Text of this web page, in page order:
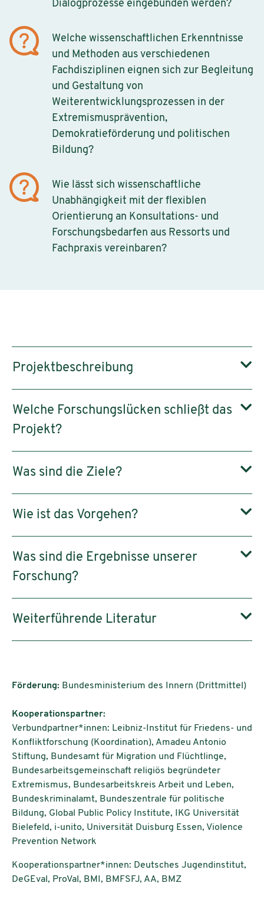
Dialogprozesse eingebunden werden?
Welche wissenschaftlichen Erkenntnisse
und Methoden aus verschiedenen
Fachdisziplinen eignen sich zur Begleitung
und Gestaltung von
Weiterentwicklungsprozessen in der
Extremismusprävention,
Demokratieförderung und politischen
Bildung?
Wie lässt sich wissenschaftliche
Unabhängigkeit mit der flexiblen
Orientierung an Konsultations- und
Forschungsbedarfen aus Ressorts und
Fachpraxis vereinbaren?
Projektbeschreibung
Welche Forschungslücken schließt das
Projekt?
Was sind die Ziele?
Wie ist das Vorgehen?
Was sind die Ergebnisse unserer
Forschung?
Weiterführende Literatur
Förderung: Bundesministerium des Innern (Drittmittel)
Kooperationspartner:
Verbundpartner*innen: Leibniz-Institut für Friedens- und
Konfliktforschung (Koordination), Amadeu Antonio
Stiftung, Bundesamt für Migration und Flüchtlinge,
Bundes­­arbeits­­gemeinschaft religiös begründeter
Extremismus, Bundesarbeitskreis Arbeit und Leben,
Bundeskriminalamt, Bundeszentrale für politische
Bildung, Global Public Policy Institute, IKG Universität
Bielefeld, i-unito, Universität Duisburg Essen, Violence
Prevention Network
Kooperationspartner*innen: Deutsches Jugendinstitut,
DeGEval, ProVal, BMI, BMFSFJ, AA, BMZ